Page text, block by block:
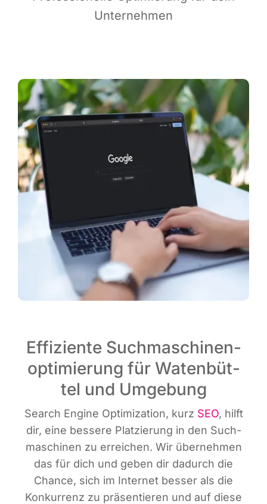
Unternehmen
Effi­zi­en­te Such­ma­schi­nen­
op­ti­mie­rung für Waten­büt­
tel und Umgebung
Search Engi­ne Opti­miza­ti­on, kurz SEO, hilft
dir, eine bes­se­re Plat­zie­rung in den Such­
ma­schi­nen zu errei­chen. Wir über­neh­men
das für dich und geben dir dadurch die
Chan­ce, sich im Inter­net bes­ser als die
Kon­kur­renz zu prä­sen­tie­ren und auf die­se